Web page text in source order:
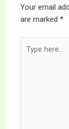
Your email
are marked *
here..